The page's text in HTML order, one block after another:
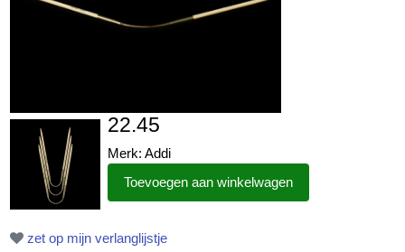
22.45
Merk: Addi
zet op mijn verlanglijstje